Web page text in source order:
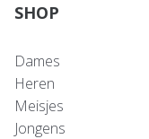
SHOP
Dames
Heren
Meisjes
Jongens